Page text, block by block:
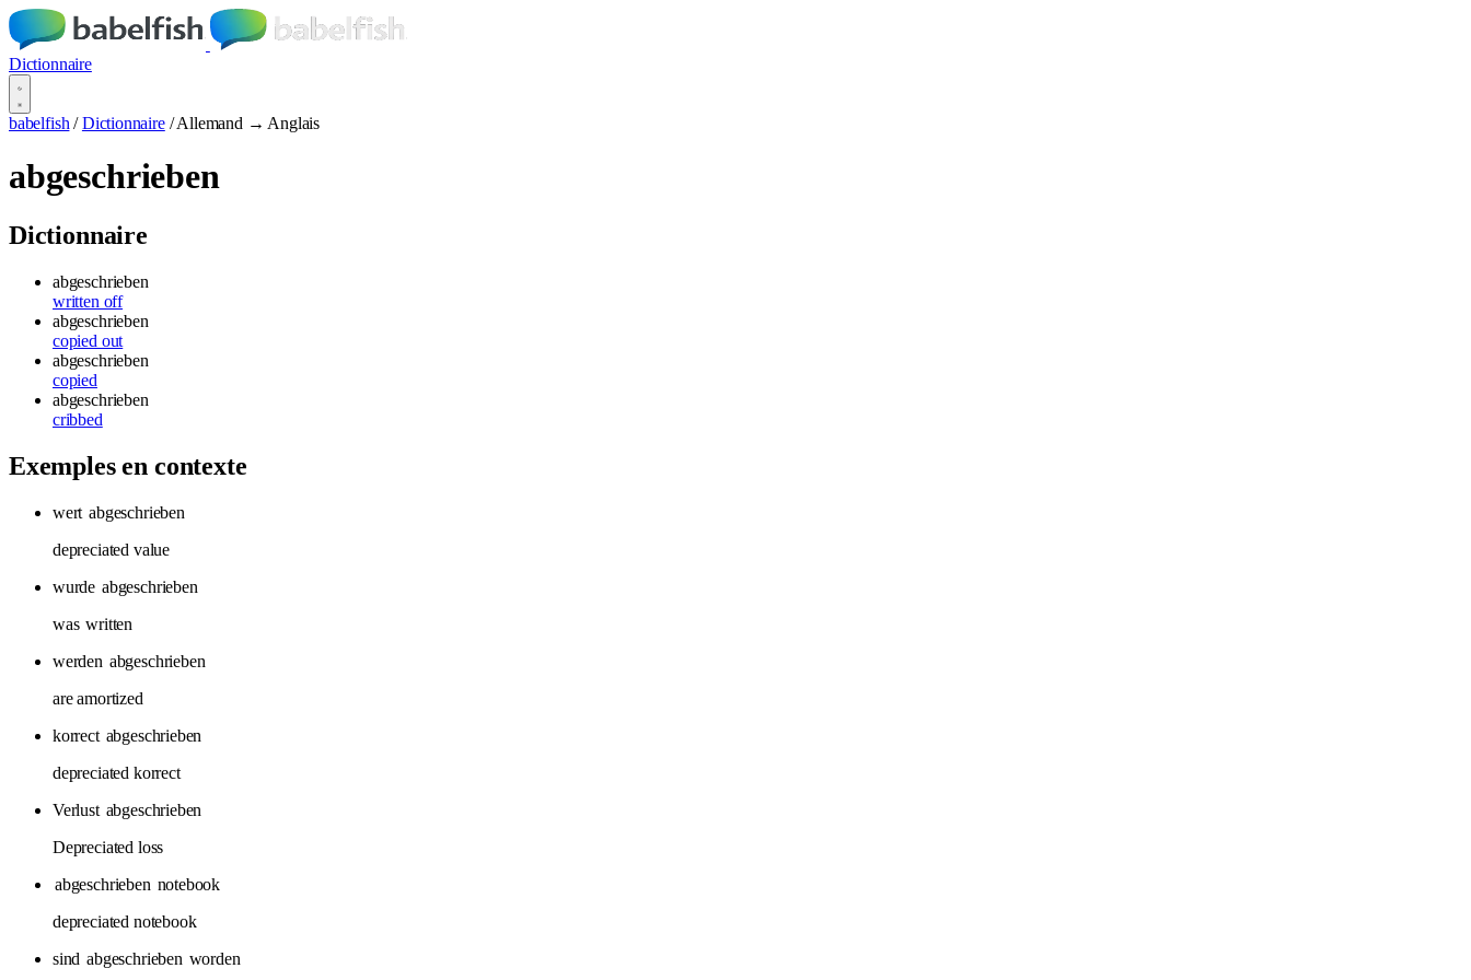
Dictionnaire
babelfish / Dictionnaire / Allemand → Anglais
abgeschrieben
Dictionnaire
abgeschrieben
written off
abgeschrieben
copied out
abgeschrieben
copied
abgeschrieben
cribbed
Exemples en contexte
wert abgeschrieben
depreciated value
wurde abgeschrieben
was written
werden abgeschrieben
are amortized
korrect abgeschrieben
depreciated korrect
Verlust abgeschrieben
Depreciated loss
abgeschrieben notebook
depreciated notebook
sind abgeschrieben worden